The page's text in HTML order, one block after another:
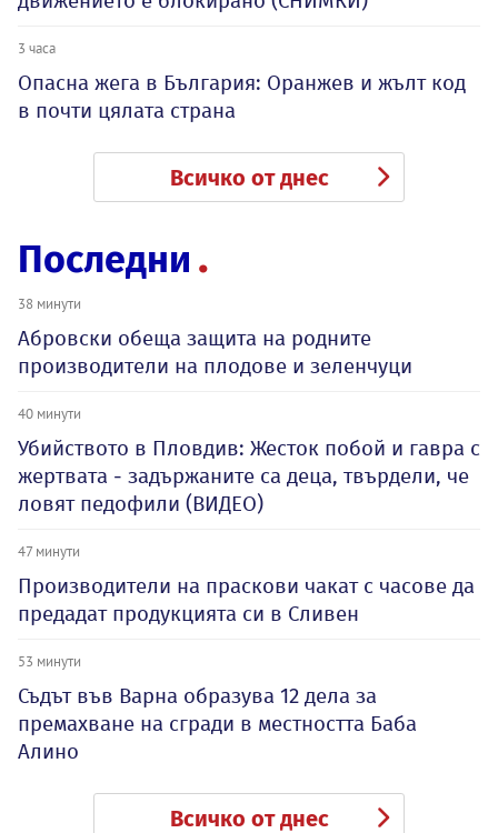
3 часа
Опасна жега в България: Оранжев и жълт код
в почти цялата страна
Всичко от днес
Последни
38 минути
Абровски обеща защита на родните
производители на плодове и зеленчуци
40 минути
Убийството в Пловдив: Жесток побой и гавра с
жертвата - задържаните са деца, твърдели, че
ловят педофили (ВИДЕО)
47 минути
Производители на праскови чакат с часове да
предадат продукцията си в Сливен
53 минути
Съдът във Варна образува 12 дела за
премахване на сгради в местността Баба
Алино
Всичко от днес